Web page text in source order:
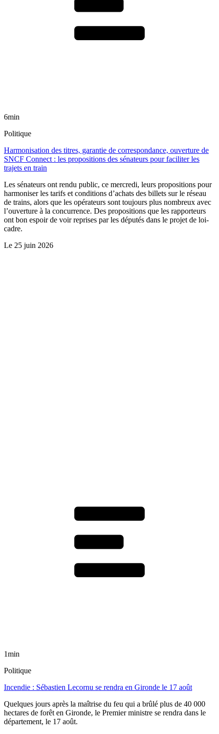
6min
Politique
Harmonisation des titres, garantie de correspondance, ouverture de
SNCF Connect : les propositions des sénateurs pour faciliter les
trajets en train
Les sénateurs ont rendu public, ce mercredi, leurs propositions pour
harmoniser les tarifs et conditions d’achats des billets sur le réseau
de trains, alors que les opérateurs sont toujours plus nombreux avec
l’ouverture à la concurrence. Des propositions que les rapporteurs
ont bon espoir de voir reprises par les députés dans le projet de loi-
cadre.
Le 25 juin 2026
1min
Politique
Incendie : Sébastien Lecornu se rendra en Gironde le 17 août
Quelques jours après la maîtrise du feu qui a brûlé plus de 40 000
hectares de forêt en Gironde, le Premier ministre se rendra dans le
département, le 17 août.